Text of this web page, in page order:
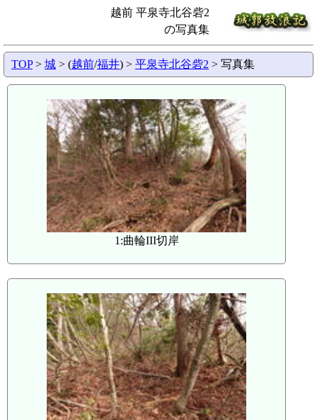
越前 平泉寺北谷砦2
の写真集
TOP> 城 > (越前/福井) > 平泉寺北谷砦2 > 写真集
1:曲輪III切岸